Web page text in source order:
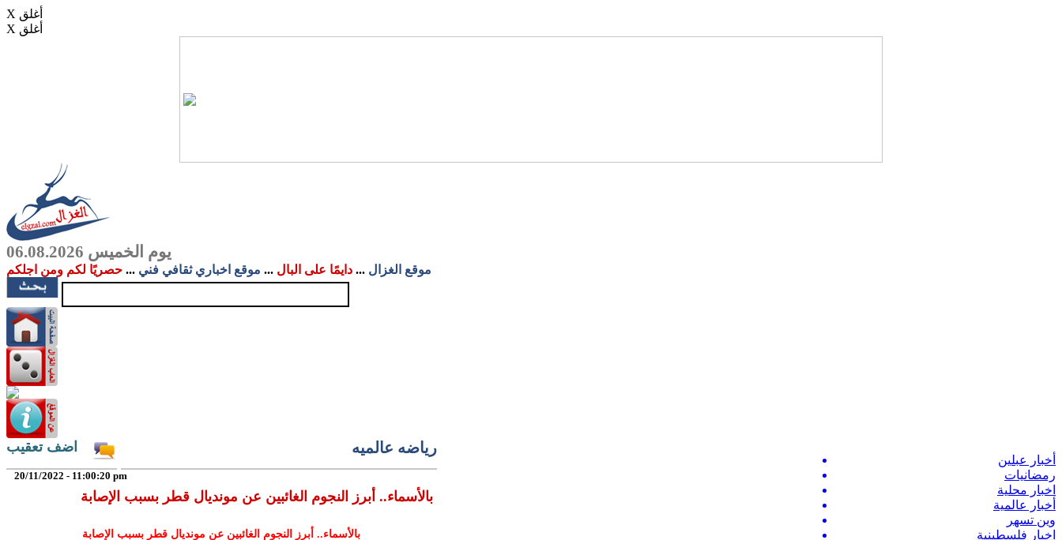
X أغلق
X أغلق
يوم الخميس 06.08.2026
موقع الغزال ... دايمًا على البال ... موقع اخباري ثقافي فني ... حصريًا لكم ومن اجلكم
أخبار عبلين
رمضانيات
اخبار محلية
أخبار عالمية
وين تسهر
اخبار فلسطينية
رياضه عالميه اضف تعقيب
20/11/2022 - 11:00:20 pm
بالأسماء.. أبرز النجوم الغائبين عن مونديال قطر بسبب الإصابة
بالأسماء.. أبرز النجوم الغائبين عن مونديال قطر بسبب الإصابة